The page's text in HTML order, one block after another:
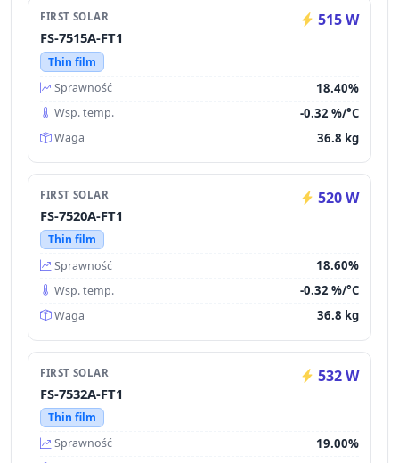
FIRST SOLAR 515 W
FS-7515A-FT1
Thin film
Sprawność
18.40%
Wsp. temp. -0.32 %/°C
Waga 36.8 kg
FIRST SOLAR 520 W
FS-7520A-FT1
Thin film
Sprawność
18.60%
Wsp. temp. -0.32 %/°C
Waga 36.8 kg
FIRST SOLAR 532 W
FS-7532A-FT1
Thin film
Sprawność
19.00%